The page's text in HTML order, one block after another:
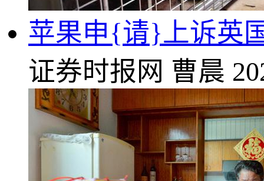
苹果申{请}上诉英
证券时报网 曹晨